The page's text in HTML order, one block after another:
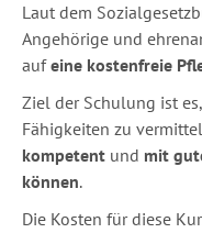
Laut dem
Angehörige und
aufeine kostenfreie
Ziel der Schulung ist
Fähigkeiten zu
kompetent und mit
können.
Die Kosten für diese